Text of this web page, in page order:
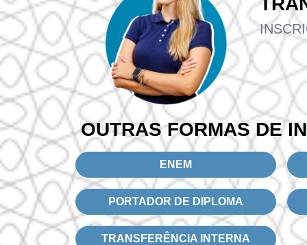
OUTRAS FORMAS DE
ENEM
PORTADOR DE DIPLOMA
TRANSFERÊNCIA INTERNA